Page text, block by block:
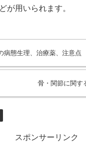
が用いられます。
病態生理、治療薬、注意点
骨・関節に関す
スポンサーリンク